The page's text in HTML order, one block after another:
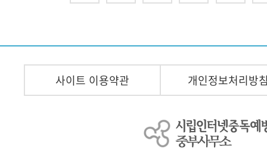
사이트 이용약관 개인정보처리방